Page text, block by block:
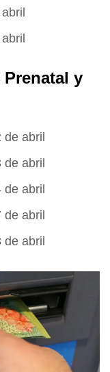
y
de abril
de abril
de abril
de abril
de abril